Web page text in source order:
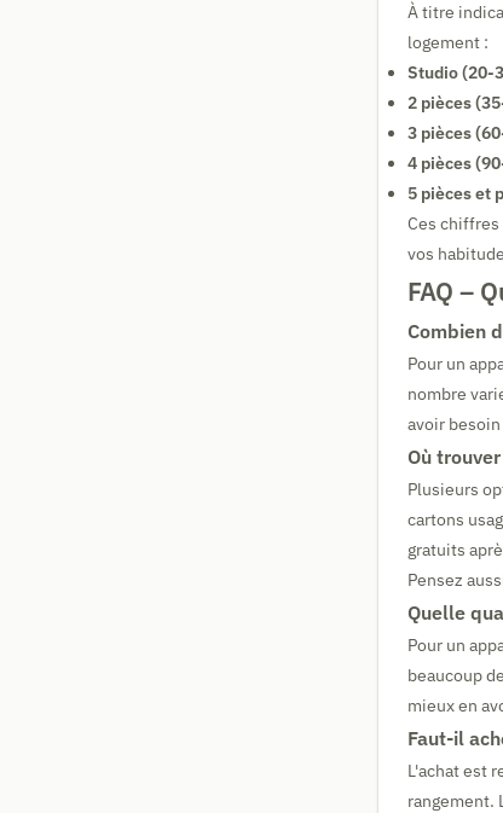
À titre
logement :
Studio (20-
2 pièces
3 pièces
4 pièces
5 pièces et
Ces
vos
FAQ –
Combien
Pour un
nombre
avoir
Où
Plusieurs
cartons
gratuits
Pensez
Quelle
Pour un
beaucoup
mieux en
Faut-il
L'achat est
rangement.